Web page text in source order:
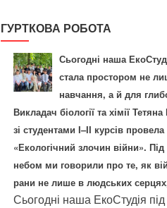
ГУРТКОВА РОБОТА
Сьогодні наша
стала простором не
навчання, а й для
Викладач біології та хімії
зі студентами І–ІІ курсів
«Екологічний злочин війни».
небом ми говорили про те, як
рани не лише в людських
Сьогодні наша ЕкоСтудія